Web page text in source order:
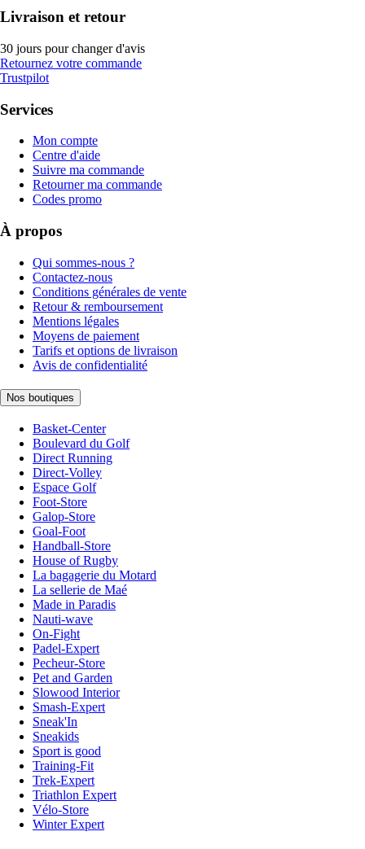
Livraison et retour
30 jours pour changer d'avis
Retournez votre commande
Trustpilot
Services
Mon compte
Centre d'aide
Suivre ma commande
Retourner ma commande
Codes promo
À propos
Qui sommes-nous ?
Contactez-nous
Conditions générales de vente
Retour & remboursement
Mentions légales
Moyens de paiement
Tarifs et options de livraison
Avis de confidentialité
Nos boutiques
Basket-Center
Boulevard du Golf
Direct Running
Direct-Volley
Espace Golf
Foot-Store
Galop-Store
Goal-Foot
Handball-Store
House of Rugby
La bagagerie du Motard
La sellerie de Maé
Made in Paradis
Nauti-wave
On-Fight
Padel-Expert
Pecheur-Store
Pet and Garden
Slowood Interior
Smash-Expert
Sneak'In
Sneakids
Sport is good
Training-Fit
Trek-Expert
Triathlon Expert
Vélo-Store
Winter Expert